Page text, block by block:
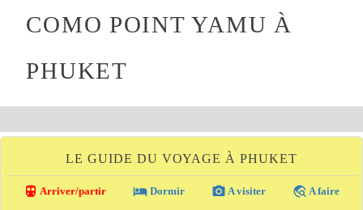
COMO POINT YAMU À
PHUKET
LE GUIDE DU VOYAGE À PHUKET
directions_transit Arriver/partir local_hotel Dormir photo_camera A visiter travel_explore A faire